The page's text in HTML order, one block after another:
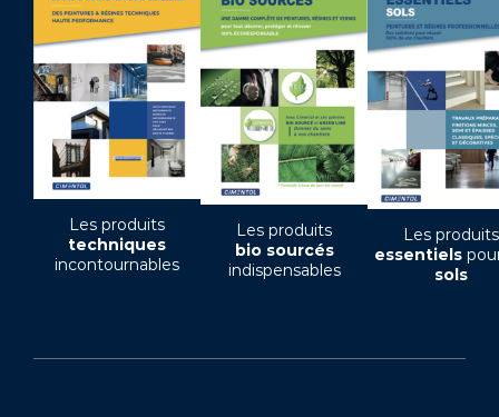
Les produits
techniques
incontournables
Les produits
bio sourcés
indispensables
Les produits
essentiels
sols